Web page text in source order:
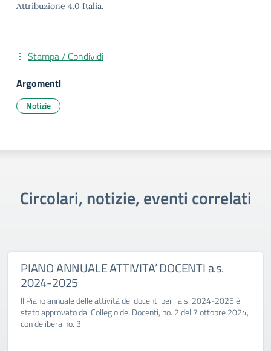
Attribuzione 4.0 Italia.
Stampa / Condividi
Argomenti
Notizie
Circolari, notizie, eventi correlati
PIANO ANNUALE ATTIVITA’ DOCENTI a.s.
2024-2025
Il Piano annuale delle attività dei docenti per l'a.s. 2024-2025 è
stato approvato dal Collegio dei Docenti, no. 2 del 7 ottobre 2024,
con delibera no. 3